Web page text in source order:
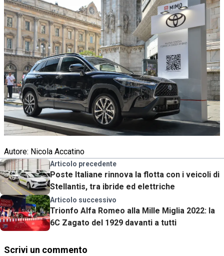
Autore: Nicola Accatino
Articolo precedente
Poste Italiane rinnova la flotta con i veicoli di
Stellantis, tra ibride ed elettriche
Articolo successivo
Trionfo Alfa Romeo alla Mille Miglia 2022: la
6C Zagato del 1929 davanti a tutti
Scrivi un commento